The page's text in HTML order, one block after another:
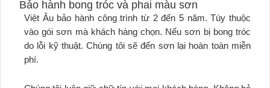
Bảo hành bong tróc và phai màu sơn
Việt Âu bảo hành công trình từ 2 đến 5 năm. Tùy thuộc
vào gói sơn mà khách hàng chọn. Nếu sơn bị bong tróc
do lỗi kỹ thuật. Chúng tôi sẽ đến sơn lại hoàn toàn miễn
phí.